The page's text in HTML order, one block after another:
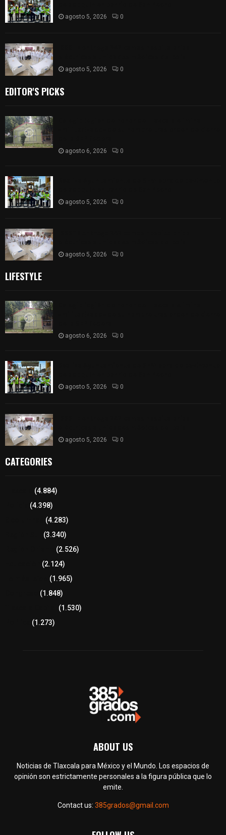
agosto 5, 2026 0
agosto 5, 2026 0
EDITOR'S PICKS
agosto 6, 2026 0
agosto 5, 2026 0
agosto 5, 2026 0
LIFESTYLE
agosto 6, 2026 0
agosto 5, 2026 0
agosto 5, 2026 0
CATEGORIES
(4.884)
(4.398)
(4.283)
(3.340)
(2.526)
(2.124)
(1.965)
(1.848)
(1.530)
(1.273)
ABOUT US
Noticias de Tlaxcala para México y el Mundo. Los espacios de
opinión son estrictamente personales a la figura pública que lo
emite.
Contact us: 385grados@gmail.com